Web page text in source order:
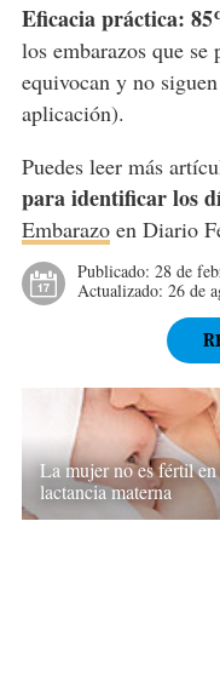
Eficacia práctica:
los embarazos que se
equivocan y no
aplicación).
Puedes leer más
para identificar los
Embarazoen Diario
Publicado: 28 de
Actualizado: 26 de
La mujer no es fértil
lactancia materna